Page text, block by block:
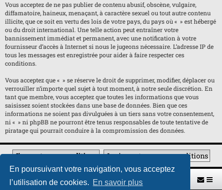
En poursuivant votre navigation, vous acceptez
l’utilisation de cookies. En savoir plus
Vous acceptez de ne pas publier de contenu abusif, obscène, vulgaire,
diffamatoire, haineux, menaçant, à caractère sexuel ou tout autre contenu
illicite, que ce soit en vertu des lois de votre pays, du pays où « » est hébergé
ou du droit international. Une telle action peut entraîner votre
bannissement immédiat et permanent, avec une notification à votre
fournisseur d’accès à Internet si nous le jugeons nécessaire. L’adresse IP de
tous les messages est enregistrée pour aider à faire respecter ces
conditions.
Vous acceptez que « » se réserve le droit de supprimer, modifier, déplacer ou
verrouiller n’importe quel sujet à tout moment, à notre seule discrétion. En
tant que membre, vous acceptez que toutes les informations que vous
saisissez soient stockées dans une base de données. Bien que ces
informations ne soient pas divulguées à un tiers sans votre consentement,
ni « » ni phpBB ne pourront être tenus responsables de toute tentative de
piratage qui pourrait conduire à la compromission des données.
Retour vers le site U.A.G.R. Index du forum